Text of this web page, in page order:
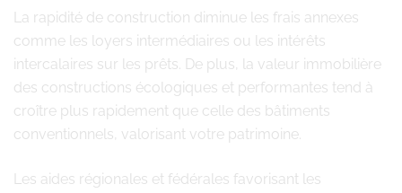
La rapidité de construction diminue les frais annexes
comme les loyers intermédiaires ou les intérêts
intercalaires sur les prêts. De plus, la valeur immobilière
des constructions écologiques et performantes tend à
croître plus rapidement que celle des bâtiments
conventionnels, valorisant votre patrimoine.
Les aides régionales et fédérales favorisant les